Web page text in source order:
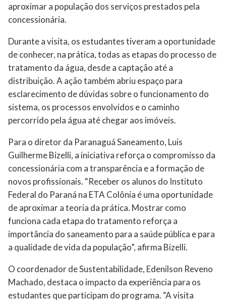
aproximar a população dos serviços prestados pela
concessionária.
Durante a visita, os estudantes tiveram a oportunidade
de conhecer, na prática, todas as etapas do processo de
tratamento da água, desde a captação até a
distribuição. A ação também abriu espaço para
esclarecimento de dúvidas sobre o funcionamento do
sistema, os processos envolvidos e o caminho
percorrido pela água até chegar aos imóveis.
Para o diretor da Paranaguá Saneamento, Luis
Guilherme Bizelli, a iniciativa reforça o compromisso da
concessionária com a transparência e a formação de
novos profissionais. “Receber os alunos do Instituto
Federal do Paraná na ETA Colônia é uma oportunidade
de aproximar a teoria da prática. Mostrar como
funciona cada etapa do tratamento reforça a
importância do saneamento para a saúde pública e para
a qualidade de vida da população”, afirma Bizelli.
O coordenador de Sustentabilidade, Edenilson Reveno
Machado, destaca o impacto da experiência para os
estudantes que participam do programa. “A visita